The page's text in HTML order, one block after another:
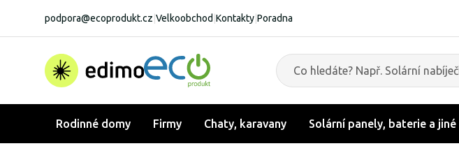
podpora@ecoprodukt.cz Velkoobchod Kontakty Poradna
Rodinné domy Firmy Chaty, karavany Solární panely, baterie a